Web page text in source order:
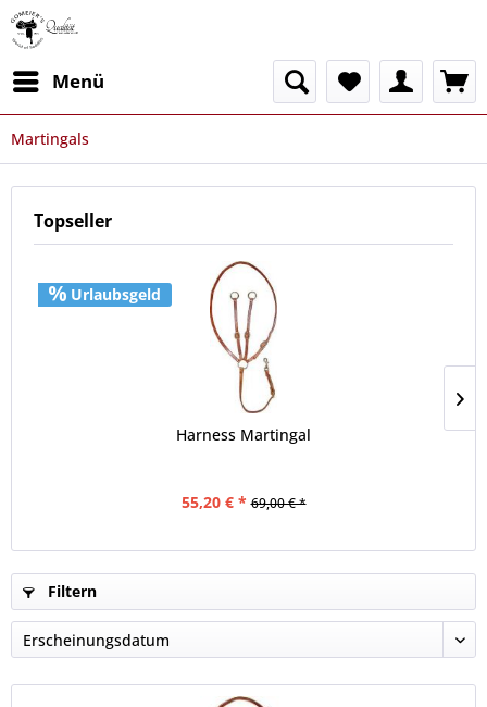
Menü
Martingals
Topseller
Urlaubsgeld
Harness Martingal
55,20 € * 69,00 € *
Filtern